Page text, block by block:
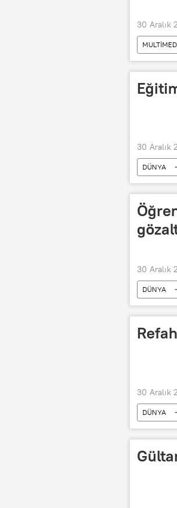
30 Aralık
30 Aralık
DÜNYA
30 Aralık
DÜNYA
30 Aralık
DÜNYA